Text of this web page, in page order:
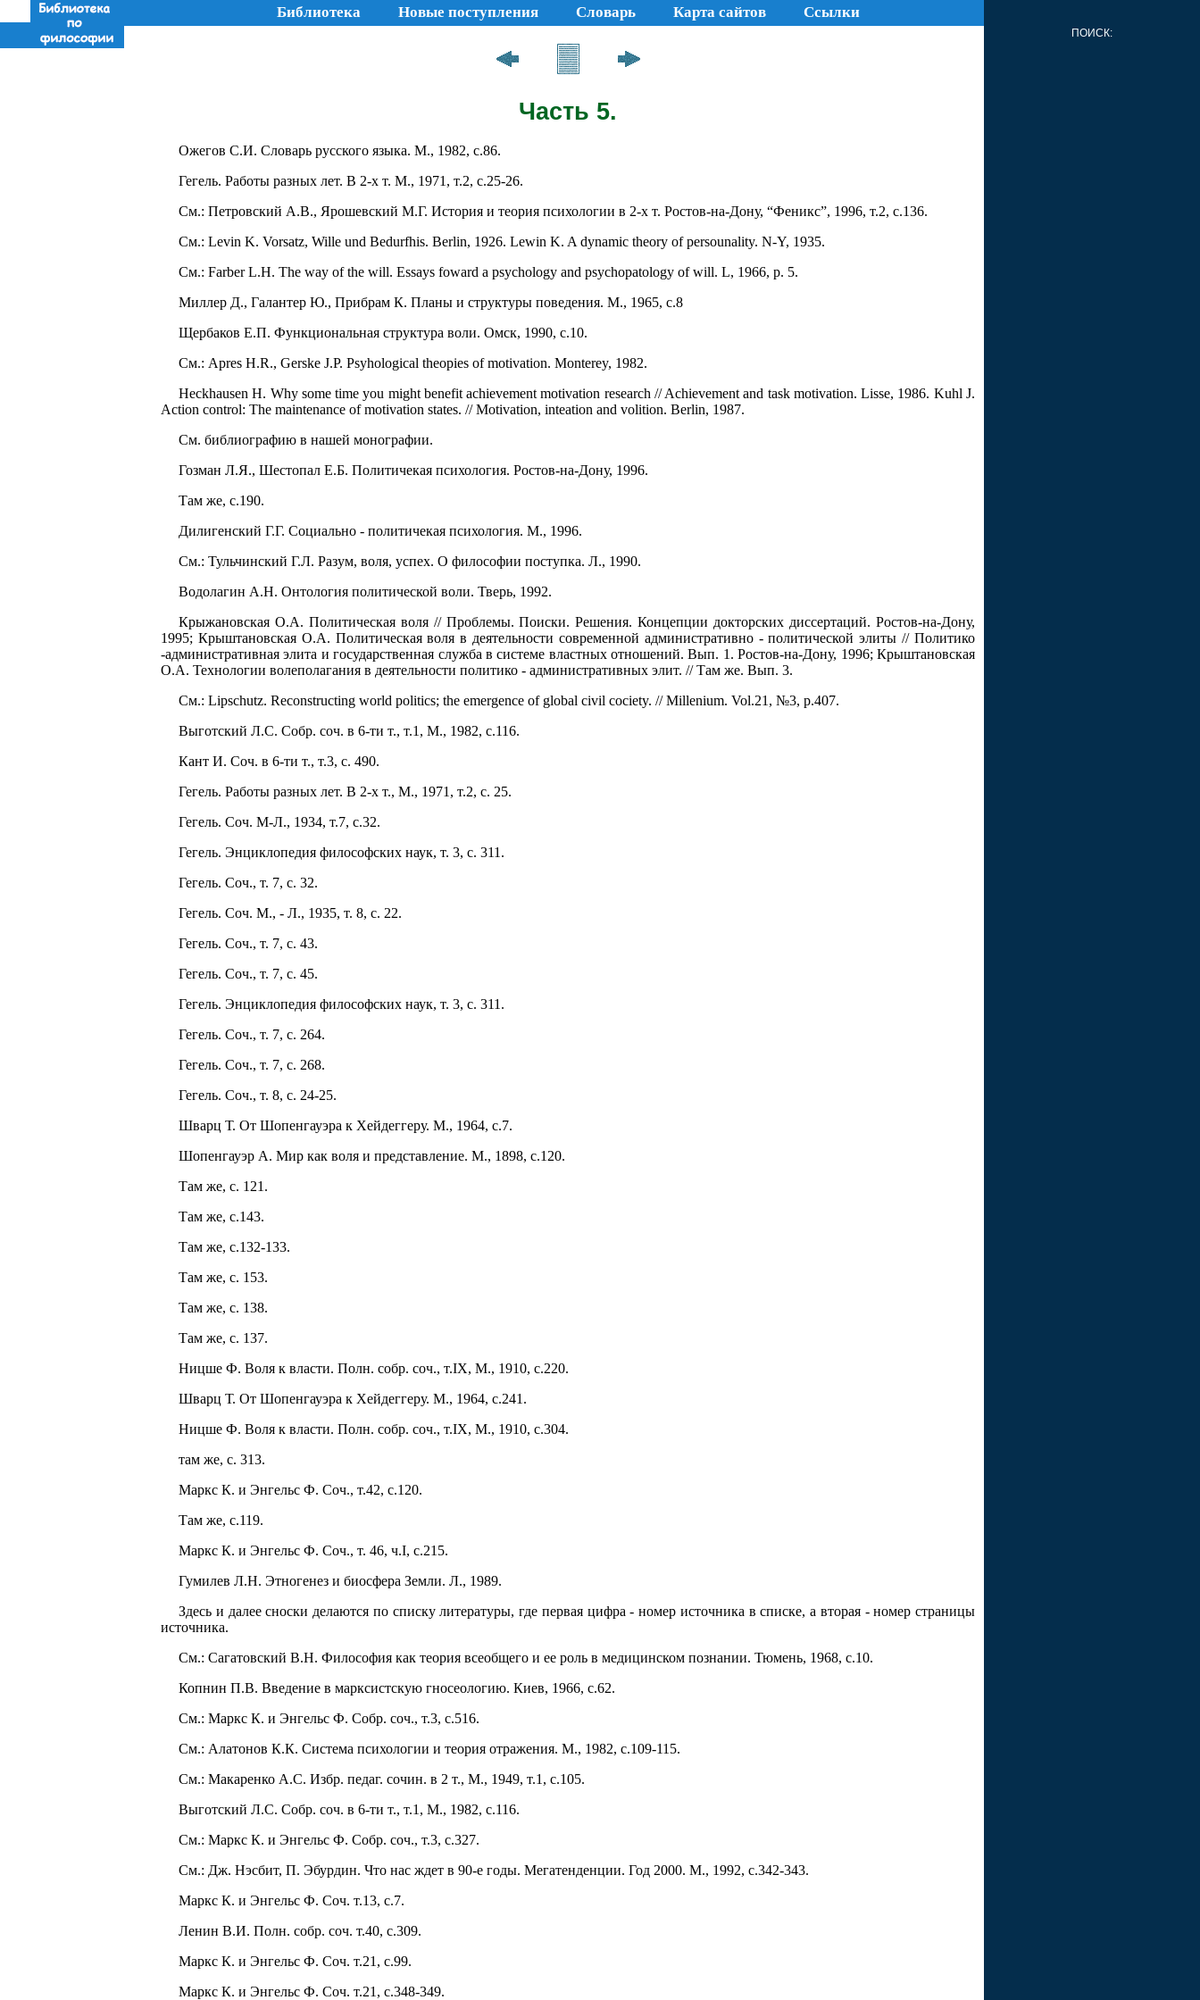
Библиотека Новые поступления Словарь Карта сайтов Ссылки
Часть 5.
Ожегов С.И. Словарь русского языка. М., 1982, с.86.
Гегель. Работы разных лет. В 2-х т. М., 1971, т.2, с.25-26.
См.: Петровский А.В., Ярошевский М.Г. История и теория психологии в 2-х т. Ростов-на-Дону, “Феникс”, 1996, т.2, с.136.
См.: Levin K. Vorsatz, Wille und Bedurfhis. Berlin, 1926. Lewin K. A dynamic theory of persounality. N-Y, 1935.
См.: Farber L.H. The way of the will. Essays foward a psychology and psychopatology of will. L, 1966, p. 5.
Миллер Д., Галантер Ю., Прибрам К. Планы и структуры поведения. М., 1965, с.8
Щербаков Е.П. Функциональная структура воли. Омск, 1990, с.10.
См.: Apres H.R., Gerske J.P. Psyhological theopies of motivation. Monterey, 1982.
Heckhausen H. Why some time you might benefit achievement motivation research // Achievement and task motivation. Lisse, 1986. Kuhl J.
Action control: The maintenance of motivation states. // Motivation, inteation and volition. Berlin, 1987.
См. библиографию в нашей монографии.
Гозман Л.Я., Шестопал Е.Б. Политичекая психология. Ростов-на-Дону, 1996.
Там же, с.190.
Дилигенский Г.Г. Социально - политичекая психология. М., 1996.
См.: Тульчинский Г.Л. Разум, воля, успех. О философии поступка. Л., 1990.
Водолагин А.Н. Онтология политической воли. Тверь, 1992.
Крыжановская О.А. Политическая воля // Проблемы. Поиски. Решения. Концепции докторских диссертаций. Ростов-на-Дону,
1995; Крыштановская О.А. Политическая воля в деятельности современной административно - политической элиты // Политико
-административная элита и государственная служба в системе властных отношений. Вып. 1. Ростов-на-Дону, 1996; Крыштановская
О.А. Технологии волеполагания в деятельности политико - административных элит. // Там же. Вып. 3.
См.: Lipschutz. Reconstructing world politics; the emergence of global civil cociety. // Millenium. Vol.21, №3, p.407.
Выготский Л.С. Собр. соч. в 6-ти т., т.1, М., 1982, с.116.
Кант И. Соч. в 6-ти т., т.3, с. 490.
Гегель. Работы разных лет. В 2-х т., М., 1971, т.2, с. 25.
Гегель. Соч. М-Л., 1934, т.7, с.32.
Гегель. Энциклопедия философских наук, т. 3, с. 311.
Гегель. Соч., т. 7, с. 32.
Гегель. Соч. М., - Л., 1935, т. 8, с. 22.
Гегель. Соч., т. 7, с. 43.
Гегель. Соч., т. 7, с. 45.
Гегель. Энциклопедия философских наук, т. 3, с. 311.
Гегель. Соч., т. 7, с. 264.
Гегель. Соч., т. 7, с. 268.
Гегель. Соч., т. 8, с. 24-25.
Шварц Т. От Шопенгауэра к Хейдеггеру. М., 1964, с.7.
Шопенгауэр А. Мир как воля и представление. М., 1898, с.120.
Там же, с. 121.
Там же, с.143.
Там же, с.132-133.
Там же, с. 153.
Там же, с. 138.
Там же, с. 137.
Ницше Ф. Воля к власти. Полн. собр. соч., т.IX, М., 1910, с.220.
Шварц Т. От Шопенгауэра к Хейдеггеру. М., 1964, с.241.
Ницше Ф. Воля к власти. Полн. собр. соч., т.IX, М., 1910, с.304.
там же, с. 313.
Маркс К. и Энгельс Ф. Соч., т.42, с.120.
Там же, с.119.
Маркс К. и Энгельс Ф. Соч., т. 46, ч.I, с.215.
Гумилев Л.Н. Этногенез и биосфера Земли. Л., 1989.
Здесь и далее сноски делаются по списку литературы, где первая цифра - номер источника в списке, а вторая - номер страницы
источника.
См.: Сагатовский В.Н. Философия как теория всеобщего и ее роль в медицинском познании. Тюмень, 1968, с.10.
Копнин П.В. Введение в марксистскую гносеологию. Киев, 1966, с.62.
См.: Маркс К. и Энгельс Ф. Собр. соч., т.3, с.516.
См.: Алатонов К.К. Система психологии и теория отражения. М., 1982, с.109-115.
См.: Макаренко А.С. Избр. педаг. сочин. в 2 т., М., 1949, т.1, с.105.
Выготский Л.С. Собр. соч. в 6-ти т., т.1, М., 1982, с.116.
См.: Маркс К. и Энгельс Ф. Собр. соч., т.3, с.327.
См.: Дж. Нэсбит, П. Эбурдин. Что нас ждет в 90-е годы. Мегатенденции. Год 2000. М., 1992, с.342-343.
Маркс К. и Энгельс Ф. Соч. т.13, с.7.
Ленин В.И. Полн. собр. соч. т.40, с.309.
Маркс К. и Энгельс Ф. Соч. т.21, с.99.
Маркс К. и Энгельс Ф. Соч. т.21, с.348-349.
ПОИСК: